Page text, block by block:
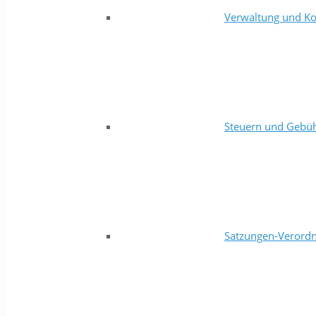
Verwaltung und
Steuern und
Satzungen-